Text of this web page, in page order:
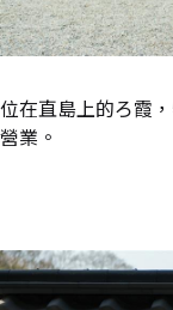
位在直島上的ろ霞
營業。